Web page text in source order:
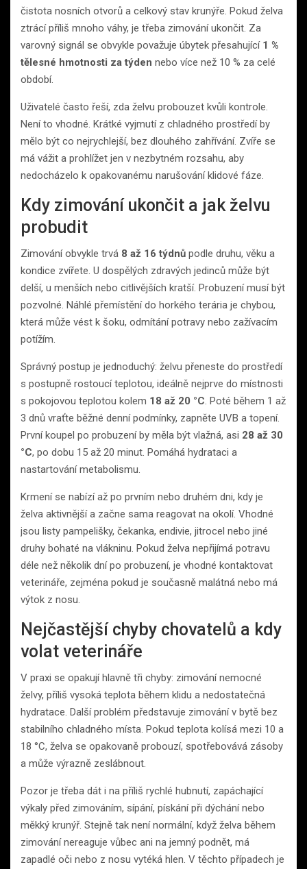
čistota nosních otvorů a celkový stav krunýře. Pokud želva
ztrácí příliš mnoho váhy, je třeba zimování ukončit. Za
varovný signál se obvykle považuje úbytek přesahující 1 %
tělesné hmotnosti za týden nebo více než 10 % za celé
období.
Uživatelé často řeší, zda želvu probouzet kvůli kontrole.
Není to vhodné. Krátké vyjmutí z chladného prostředí by
mělo být co nejrychlejší, bez dlouhého zahřívání. Zvíře se
má vážit a prohlížet jen v nezbytném rozsahu, aby
nedocházelo k opakovanému narušování klidové fáze.
Kdy zimování ukončit a jak želvu
probudit
Zimování obvykle trvá 8 až 16 týdnů podle druhu, věku a
kondice zvířete. U dospělých zdravých jedinců může být
delší, u menších nebo citlivějších kratší. Probuzení musí být
pozvolné. Náhlé přemístění do horkého terária je chybou,
která může vést k šoku, odmítání potravy nebo zažívacím
potížím.
Správný postup je jednoduchý: želvu přeneste do prostředí
s postupně rostoucí teplotou, ideálně nejprve do místnosti
s pokojovou teplotou kolem 18 až 20 °C . Poté během 1 až
3 dnů vraťte běžné denní podmínky, zapněte UVB a topení.
První koupel po probuzení by měla být vlažná, asi 28 až 30
°C, po dobu 15 až 20 minut. Pomáhá hydrataci a
nastartování metabolismu.
Krmení se nabízí až po prvním nebo druhém dni, kdy je
želva aktivnější a začne sama reagovat na okolí. Vhodné
jsou listy pampelišky, čekanka, endivie, jitrocel nebo jiné
druhy bohaté na vlákninu. Pokud želva nepřijímá potravu
déle než několik dní po probuzení, je vhodné kontaktovat
veterináře, zejména pokud je současně malátná nebo má
výtok z nosu.
Nejčastější chyby chovatelů a kdy
volat veterináře
V praxi se opakují hlavně tři chyby: zimování nemocné
želvy, příliš vysoká teplota během klidu a nedostatečná
hydratace. Další problém představuje zimování v bytě bez
stabilního chladného místa. Pokud teplota kolísá mezi 10 a
18 °C, želva se opakovaně probouzí, spotřebovává zásoby
a může výrazně zeslábnout.
Pozor je třeba dát i na příliš rychlé hubnutí, zapáchající
výkaly před zimováním, sípání, pískání při dýchání nebo
měkký krunýř. Stejně tak není normální, když želva během
zimování nereaguje vůbec ani na jemný podnět, má
zapadlé oči nebo z nosu vytéká hlen. V těchto případech je